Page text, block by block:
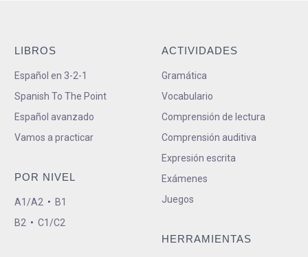
LIBROS
Español en 3-2-1
Spanish To The Point
Español avanzado
Vamos a practicar
POR NIVEL
A1/A2 • B1
B2 • C1/C2
ACTIVIDADES
Gramática
Vocabulario
Comprensión de lectura
Comprensión auditiva
Expresión escrita
Exámenes
Juegos
HERRAMIENTAS